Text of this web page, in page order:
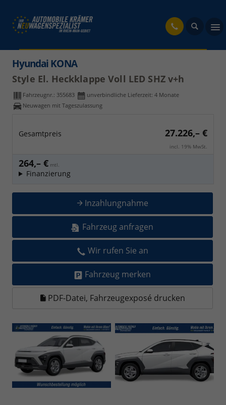
Hyundai KONA
Style El. Heckklappe Voll LED SHZ v+h
Fahrzeugnr.: 355683 unverbindliche Lieferzeit: 4 Monate
Neuwagen mit Tageszulassung
Gesamtpreis 27.226,– €
incl. 19% MwSt.
264,– € mtl.
Finanzierung
Inzahlungnahme
Fahrzeug anfragen
Wir rufen Sie an
Fahrzeug merken
PDF-Datei, Fahrzeugexposé drucken